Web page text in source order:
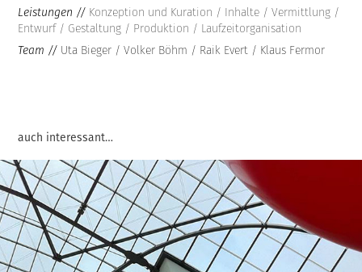
Leistungen // Konzeption und Kuration / Inhalte / Vermittlung /
Entwurf / Gestaltung / Produktion / Laufzeitorganisation
Team // Uta Bieger / Volker Böhm / Raik Evert / Klaus Fermor
auch interessant…